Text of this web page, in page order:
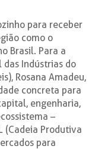
para receber
como o
Brasil. Para a
das Indústrias do
Rosana Amadeu,
concreta para
engenharia,
–
(Cadeia Produtiva
para